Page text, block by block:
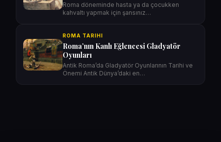
Roma döneminde hasta ya da çocukken
kahvaltı yapmak için şansınız…
ROMA TARIHI
Roma’nın Kanlı Eğlencesi Gladyatör
Oyunları
Antik Roma’da Gladyatör Oyunlarının Tarihi ve
Önemi Antik Dünya’daki en…